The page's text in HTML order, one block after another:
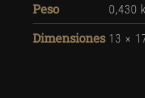
Peso 0,430
Dimensiones 13 ×